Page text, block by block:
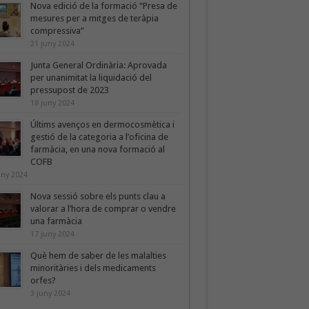
Nova edició de la formació “Presa de
mesures per a mitges de teràpia
compressiva”
21 juny 2024
Junta General Ordinària: Aprovada
per unanimitat la liquidació del
pressupost de 2023
18 juny 2024
Últims avenços en dermocosmètica i
gestió de la categoria a l’oficina de
farmàcia, en una nova formació al
COFB
2024
Nova sessió sobre els punts clau a
valorar a l’hora de comprar o vendre
una farmàcia
17 juny 2024
Què hem de saber de les malalties
minoritàries i dels medicaments
orfes?
3 juny 2024